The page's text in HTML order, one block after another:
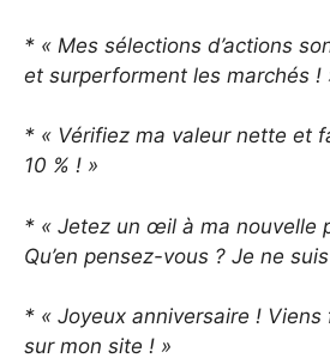
* « Mes sélections d’actions
et surperforment les marchés !
* « Vérifiez ma valeur nette et
10 % ! »
* « Jetez un œil à ma nouvelle
Qu’en pensez-vous ? Je ne
* « Joyeux anniversaire !
sur mon site ! »